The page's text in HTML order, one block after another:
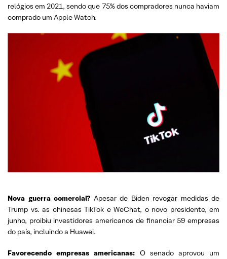
relógios em 2021, sendo que 75% dos compradores nunca haviam
comprado um Apple Watch.
Nova guerra comercial? Apesar de Biden revogar medidas de
Trump vs. as chinesas TikTok e WeChat, o novo presidente, em
junho, proibiu investidores americanos de financiar 59 empresas
do país, incluindo a Huawei.
Favorecendo empresas americanas: O senado aprovou um